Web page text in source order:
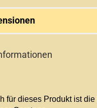
für dieses Produkt ist die